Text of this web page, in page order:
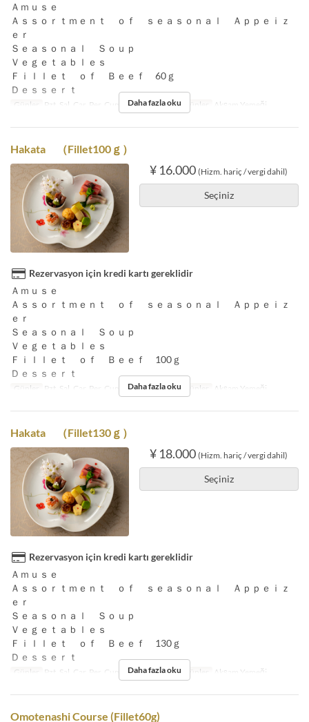
Ａｍｕｓｅ
Ａｓｓｏｒｔｍｅｎｔ ｏｆ ｓｅａｓｏｎａｌ Ａｐｐｅｉｚ
ｅｒ
Ｓｅａｓｏｎａｌ Ｓｏｕｐ
Ｖｅｇｅｔａｂｌｅｓ
Ｆｉｌｌｅｔ ｏｆ Ｂｅｅｆ 60ｇ
Ｄｅｓｓｅｒｔ
Günler Pzt, Sal, Çar, Per, Cum, Cmt, Bayram Öğünler Akşam Yemeği
Daha fazla oku
Hakata （Fillet100ｇ）
¥ 16.000 (Hizm. hariç / vergi dahil)
Seçiniz
Rezervasyon için kredi kartı gereklidir
Ａｍｕｓｅ
Ａｓｓｏｒｔｍｅｎｔ ｏｆ ｓｅａｓｏｎａｌ Ａｐｐｅｉｚ
ｅｒ
Ｓｅａｓｏｎａｌ Ｓｏｕｐ
Ｖｅｇｅｔａｂｌｅｓ
Ｆｉｌｌｅｔ ｏｆ Ｂｅｅｆ 100ｇ
Ｄｅｓｓｅｒｔ
Günler Pzt, Sal, Çar, Per, Cum, Cmt, Bayram Öğünler Akşam Yemeği
Daha fazla oku
Hakata （Fillet130ｇ）
¥ 18.000 (Hizm. hariç / vergi dahil)
Seçiniz
Rezervasyon için kredi kartı gereklidir
Ａｍｕｓｅ
Ａｓｓｏｒｔｍｅｎｔ ｏｆ ｓｅａｓｏｎａｌ Ａｐｐｅｉｚ
ｅｒ
Ｓｅａｓｏｎａｌ Ｓｏｕｐ
Ｖｅｇｅｔａｂｌｅｓ
Ｆｉｌｌｅｔ ｏｆ Ｂｅｅｆ 130ｇ
Ｄｅｓｓｅｒｔ
Günler Pzt, Sal, Çar, Per, Cum, Cmt, Bayram Öğünler Akşam Yemeği
Daha fazla oku
Omotenashi Course (Fillet60g)